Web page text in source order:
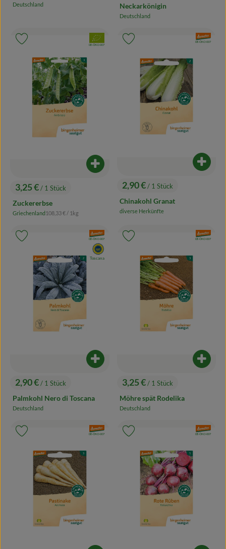
, Herkunft:
Deutschland
Neckarkönigin
, Herkunft:
Deutschland
, Preis:
3,25 €/ 1 Stück
Zuckererbse
, Herkunft:
Griechenland, Referenzpreis:
108,33 €/ 1kg
Produkt zum Warenkorb hinzufügen
, Verband:
, Kontrollstelle:
DE-ÖKO-007
Produkt zu Favouriten hinzufügen
, Preis:
2,90 €/ 1 Stück
Chinakohl Granat
, Herkunft:
diverse Herkünfte
, Verband:
, Kontrollstelle:
DE-ÖKO-007
Produkt zu Favouriten hinzufügen
, Preis:
2,90 €/ 1 Stück
Palmkohl Nero di Toscana
, Herkunft:
Deutschland
Produkt zum Warenkorb hinzufügen
, Verband:
, Kontrollstelle:
DE-ÖKO-007
, EU Herkunft:
Toscana
Produkt zu Favouriten hinzufügen
, Preis:
3,25 €/ 1 Stück
Möhre spät Rodelika
, Herkunft:
Deutschland
, Verband:
, Kontrollstelle:
DE-ÖKO-007
Produkt zu Favouriten hinzufügen
, Verband:
, Kontrollstelle:
DE-ÖKO-007
Produkt zu Favouriten hinzufügen
, Verband:
, Kontrollstelle:
DE-ÖKO-007
Produkt zu Favouriten hinzufügen